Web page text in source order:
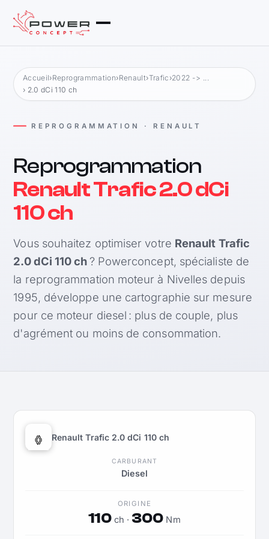
Accueil›Reprogrammation›Renault›Trafic ›2022 -> ...
› 2.0 dCi 110 ch
REPROGRAMMATION · RENAULT
Reprogrammation
Renault Trafic 2.0 dCi
110 ch
Vous souhaitez optimiser votre Renault Trafic
2.0 dCi 110 ch ? Powerconcept, spécialiste de
la reprogrammation moteur à Nivelles depuis
1995, développe une cartographie sur mesure
pour ce moteur diesel : plus de couple, plus
d'agrément ou moins de consommation.
Renault Trafic 2.0 dCi 110 ch
CARBURANT
Diesel
ORIGINE
110ch · 300 Nm